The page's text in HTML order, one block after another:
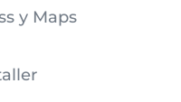
y Maps